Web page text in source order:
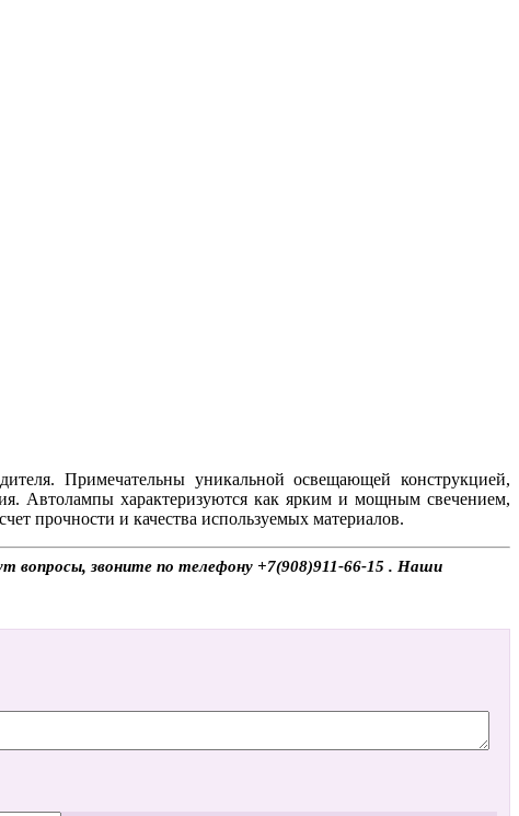
Примечательны уникальной освещающей конструкцией,
Автолампы характеризуются как ярким и мощным свечением,
прочности и качества используемых материалов.
вопросы, звоните по телефону +7(908)911-66-15 . Наши